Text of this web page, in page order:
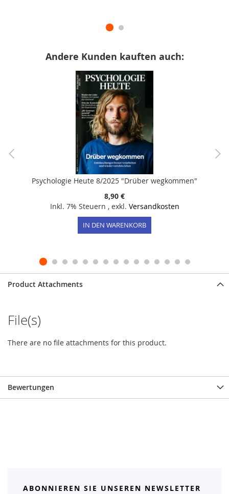
Andere Kunden kauften auch:
Psychologie Heute 8/2025 "Drüber wegkommen"
8,90 €
Inkl. 7% Steuern , exkl. Versandkosten
IN DEN WARENKORB
Product Attachments
File(s)
There are no file attachments for this product.
Bewertungen
ABONNIEREN SIE UNSEREN NEWSLETTER